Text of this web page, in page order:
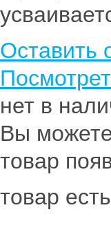
Оставить
нет в
Вы
товар
товар